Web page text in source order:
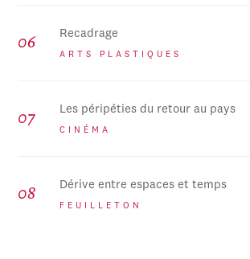
Recadrage
ARTS PLASTIQUES
Les péripéties du retour au pays
CINÉMA
Dérive entre espaces et temps
FEUILLETON